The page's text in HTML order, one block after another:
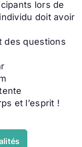
lors de
doit avoir
des questions
et l’esprit !